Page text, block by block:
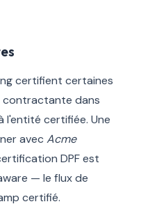
certifient certaines
contractante dans
l'entité certifiée. Une
avecAcme
DPF est
— le flux de
certifié.